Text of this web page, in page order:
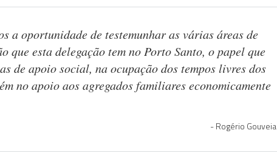
a oportunidade de testemunhar as várias áreas de
que esta delegação tem no Porto Santo, o papel que
de apoio social, na ocupação dos tempos livres dos
no apoio aos agregados familiares economicamente
Rogério Gouveia